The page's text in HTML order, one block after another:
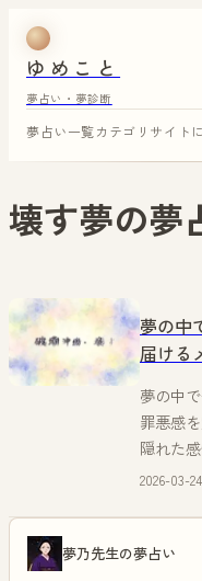
ゆめこと
夢占い・夢診断
夢占い一覧カテゴリ サイト
壊す夢の夢
夢の中
届ける
夢の中
罪悪感
隠れた
は再生
2026-03-24
夢乃先生の夢占い